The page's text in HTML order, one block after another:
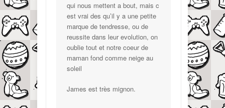
qui nous mettent a bout, mais c
est vrai des qu’il y a une petite
marque de tendresse, ou de
reussite dans leur evolution, on
oublie tout et notre coeur de
maman fond comme neige au
soleil
James est très mignon.